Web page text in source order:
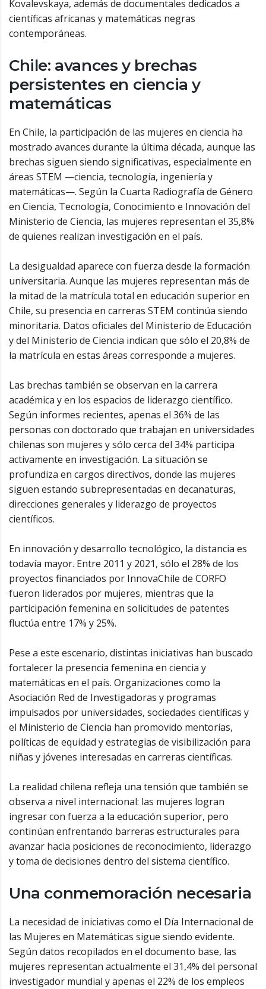
Kovalevskaya, además de documentales dedicados a
científicas africanas y matemáticas negras
contemporáneas.
Chile: avances y brechas
persistentes en ciencia y
matemáticas
En Chile, la participación de las mujeres en ciencia ha
mostrado avances durante la última década, aunque las
brechas siguen siendo significativas, especialmente en
áreas STEM —ciencia, tecnología, ingeniería y
matemáticas—. Según la Cuarta Radiografía de Género
en Ciencia, Tecnología, Conocimiento e Innovación del
Ministerio de Ciencia, las mujeres representan el 35,8%
de quienes realizan investigación en el país.
La desigualdad aparece con fuerza desde la formación
universitaria. Aunque las mujeres representan más de
la mitad de la matrícula total en educación superior en
Chile, su presencia en carreras STEM continúa siendo
minoritaria. Datos oficiales del Ministerio de Educación
y del Ministerio de Ciencia indican que sólo el 20,8% de
la matrícula en estas áreas corresponde a mujeres.
Las brechas también se observan en la carrera
académica y en los espacios de liderazgo científico.
Según informes recientes, apenas el 36% de las
personas con doctorado que trabajan en universidades
chilenas son mujeres y sólo cerca del 34% participa
activamente en investigación. La situación se
profundiza en cargos directivos, donde las mujeres
siguen estando subrepresentadas en decanaturas,
direcciones generales y liderazgo de proyectos
científicos.
En innovación y desarrollo tecnológico, la distancia es
todavía mayor. Entre 2011 y 2021, sólo el 28% de los
proyectos financiados por InnovaChile de CORFO
fueron liderados por mujeres, mientras que la
participación femenina en solicitudes de patentes
fluctúa entre 17% y 25%.
Pese a este escenario, distintas iniciativas han buscado
fortalecer la presencia femenina en ciencia y
matemáticas en el país. Organizaciones como la
Asociación Red de Investigadoras y programas
impulsados por universidades, sociedades científicas y
el Ministerio de Ciencia han promovido mentorías,
políticas de equidad y estrategias de visibilización para
niñas y jóvenes interesadas en carreras científicas.
La realidad chilena refleja una tensión que también se
observa a nivel internacional: las mujeres logran
ingresar con fuerza a la educación superior, pero
continúan enfrentando barreras estructurales para
avanzar hacia posiciones de reconocimiento, liderazgo
y toma de decisiones dentro del sistema científico.
Una conmemoración necesaria
La necesidad de iniciativas como el Día Internacional de
las Mujeres en Matemáticas sigue siendo evidente.
Según datos recopilados en el documento base, las
mujeres representan actualmente el 31,4% del personal
investigador mundial y apenas el 22% de los empleos